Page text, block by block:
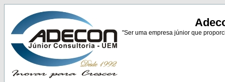
"Ser uma empresa júnior que